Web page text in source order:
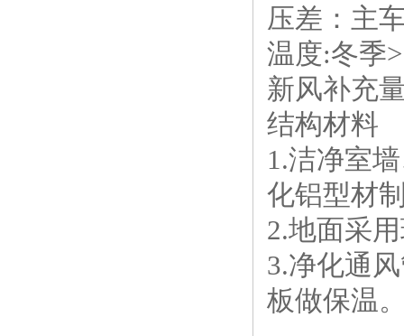
压差：主
温度:冬季
新风补充
结构材料
1.洁净室
化铝型材
2.地面采
3.净化通
板做保温